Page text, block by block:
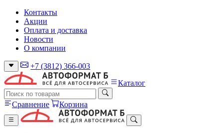
Контакты
Акции
Оплата и доставка
Новости
О компании
+7 (3812) 366-003
Каталог
Сравнение Корзина